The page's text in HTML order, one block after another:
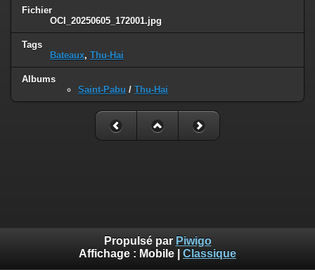
Fichier
OCI_20250605_172001.jpg
Tags
Bateaux, Thu-Hai
Albums
Saint-Pabu / Thu-Hai
Propulsé par Piwigo
Affichage : Mobile Classique